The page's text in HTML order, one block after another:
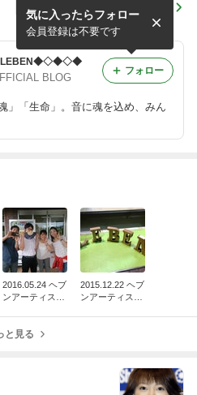
2015.12.22 ヘブンアーティ
スト@都庁前駅
BLOG
」「生命」。音に魂を込め、みん
気に入ったらフォロー
会員登録は不要です
フォロー
2016.05.24 ヘブ
ンアーティスト
2015.12.22 ヘブ
ンアーティスト
と見る